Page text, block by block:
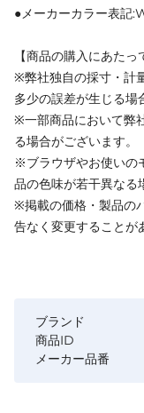
●メーカーカラー表記
【商品の購入にあたっ
※弊社独自の採寸・計
多少の誤差が生じる場
※一部商品において弊
る場合がございます。
※ブラウザやお使いの
品の色味が若干異なる
※掲載の価格・製品の
告なく変更することが
ブランド
商品ID
メーカー品番